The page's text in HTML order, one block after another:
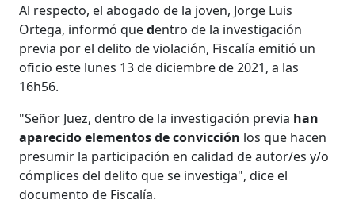
Al respecto, el abogado de la joven, Jorge Luis
Ortega, informó quedentro de la investigación
previa por el delito de violación, Fiscalía emitió un
oficio este lunes 13 de diciembre de 2021, a las
16h56.
"Señor Juez, dentro de la investigación previa han
aparecido elementos de convicción los que hacen
presumir la participación en calidad de autor/es y/o
cómplices del delito que se investiga", dice el
documento de Fiscalía.